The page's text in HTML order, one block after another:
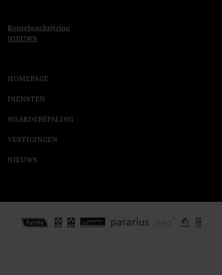
HOMEPAGE
DIENSTEN
WAARDEBEPALING
VESTIGINGEN
NIEUWS
Routebeschrijving
NIEUWS